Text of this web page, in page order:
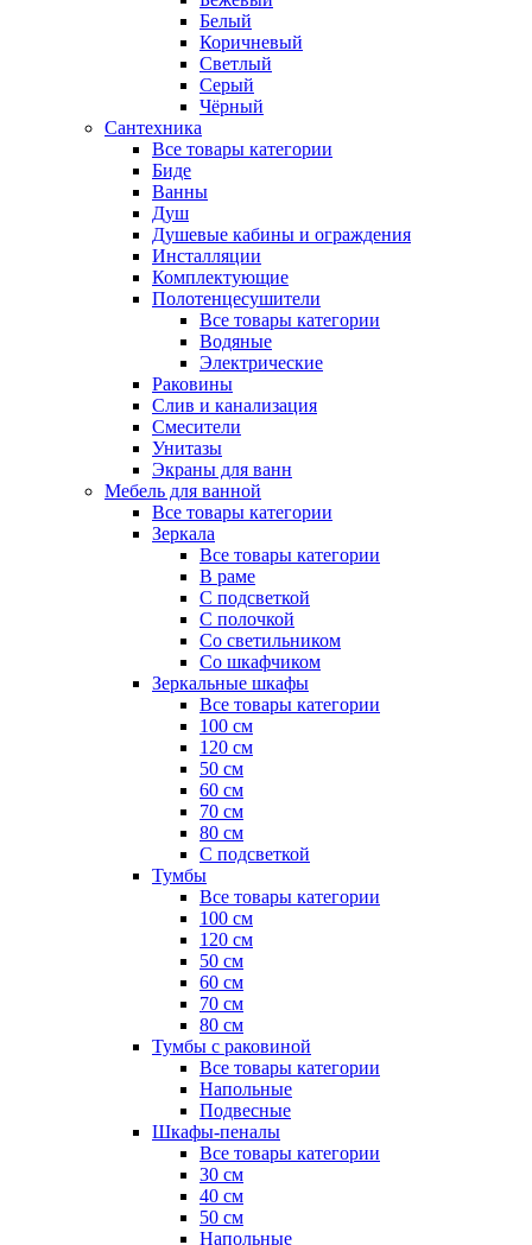
Белый
Коричневый
Светлый
Серый
Чёрный
Сантехника
Все товары категории
Биде
Ванны
Душ
Душевые кабины и ограждения
Инсталляции
Комплектующие
Полотенцесушители
Все товары категории
Водяные
Электрические
Раковины
Слив и канализация
Смесители
Унитазы
Экраны для ванн
Мебель для ванной
Все товары категории
Зеркала
Все товары категории
В раме
С подсветкой
С полочкой
Со светильником
Со шкафчиком
Зеркальные шкафы
Все товары категории
100 см
120 см
50 см
60 см
70 см
80 см
С подсветкой
Тумбы
Все товары категории
100 см
120 см
50 см
60 см
70 см
80 см
Тумбы с раковиной
Все товары категории
Напольные
Подвесные
Шкафы-пеналы
Все товары категории
30 см
40 см
50 см
Напольные